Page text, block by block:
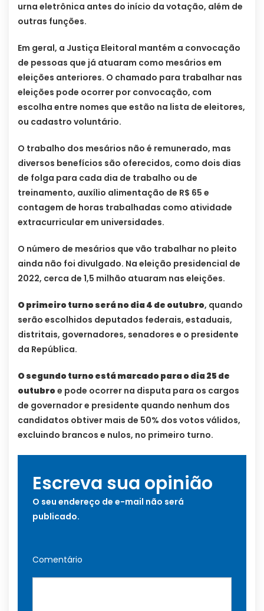
urna eletrônica antes do início da votação, além de
outras funções.
Em geral, a Justiça Eleitoral mantém a convocação
de pessoas que já atuaram como mesários em
eleições anteriores. O chamado para trabalhar nas
eleições pode ocorrer por convocação, com
escolha entre nomes que estão na lista de eleitores,
ou cadastro voluntário.
O trabalho dos mesários não é remunerado, mas
diversos benefícios são oferecidos, como dois dias
de folga para cada dia de trabalho ou de
treinamento, auxílio alimentação de R$ 65 e
contagem de horas trabalhadas como atividade
extracurricular em universidades.
O número de mesários que vão trabalhar no pleito
ainda não foi divulgado. Na eleição presidencial de
2022, cerca de 1,5 milhão atuaram nas eleições.
O primeiro turno será no dia 4 de outubro, quando
serão escolhidos deputados federais, estaduais,
distritais, governadores, senadores e o presidente
da República.
O segundo turno está marcado para o dia 25 de
outubro e pode ocorrer na disputa para os cargos
de governador e presidente quando nenhum dos
candidatos obtiver mais de 50% dos votos válidos,
excluindo brancos e nulos, no primeiro turno.
Escreva sua opinião
O seu endereço de e-mail não será
publicado.
Comentário